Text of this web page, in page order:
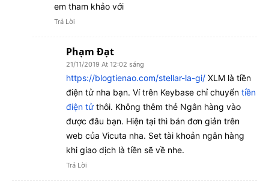
em tham khảo với
Trả Lời
Phạm Đạt
21/11/2019 At 12:02 sáng
https://blogtienao.com/stellar-la-gi/ XLM là tiền
điện tử nha bạn. Ví trên Keybase chỉ chuyển tiền
điện tử thôi. Không thêm thẻ Ngân hàng vào
được đâu bạn. Hiện tại thì bán đơn giản trên
web của Vicuta nha. Set tài khoản ngân hàng
khi giao dịch là tiền sẽ về nhe.
Trả Lời